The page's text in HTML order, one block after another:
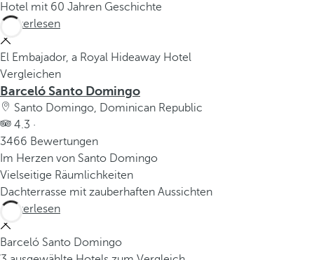
Hotel mit 60 Jahren Geschichte
Weiterlesen
El Embajador, a Royal Hideaway Hotel
Vergleichen
Barceló Santo Domingo
Santo Domingo, Dominican Republic
4.3 ·
3466 Bewertungen
Im Herzen von Santo Domingo
Vielseitige Räumlichkeiten
Dachterrasse mit zauberhaften Aussichten
Weiterlesen
Barceló Santo Domingo